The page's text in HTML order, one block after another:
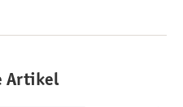
Artikel